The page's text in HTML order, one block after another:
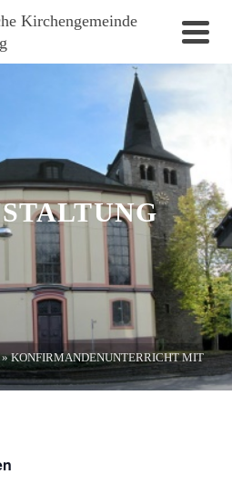
Kirchengemeinde
» KONFIRMANDENUNTERRICHT MIT